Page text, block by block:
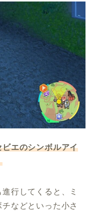
ビエのシンボルアイ
行してくると、ミ
などといった小さ